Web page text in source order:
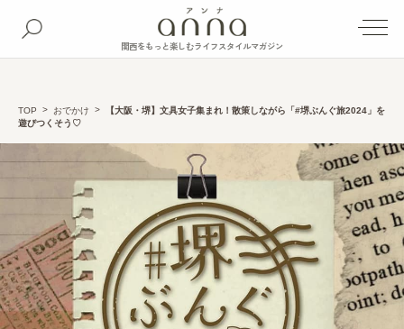
関西をもっと楽しむライフスタイルマガジン
TOP おでかけ
【大阪・堺】文具女子集まれ！散策しながら「#堺ぶんぐ旅2024」を
遊びつくそう♡